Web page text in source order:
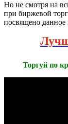
Но не смотря на
при биржевой
посвящено данное
Торгуй по